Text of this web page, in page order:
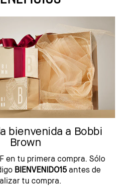
bienvenida a Bobbi
Brown
en tu primera compra. Sólo
BIENVENIDO15 antes de
tu compra.